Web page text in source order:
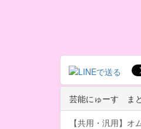
芸能にゅーす ま
【共用・汎用】